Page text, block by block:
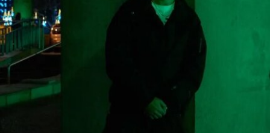
业人士。将博物馆如何呈现历史、艺术、科学、文
化及自然世界的方式政治化，并对从事这项工作的
博物馆专业人员进行人身攻击，正在威胁全国博物
馆的完整性与独立性。”
在2025年3月签署的一项行政命令中，特朗普批评
史密森尼学会宣扬“将美国和西方价值观描绘成有害
且具有压迫性的叙事”。同年8月，白宫官网刊登的